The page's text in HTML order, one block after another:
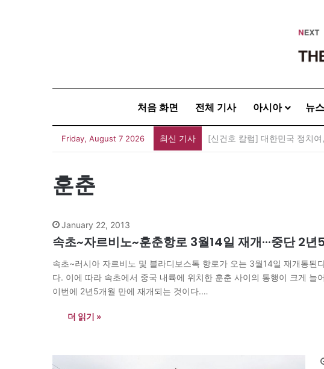
처음 화면 전체 기사 아시아 뉴스
Friday, August 7 2026 최신 기사 유가협 창립 40주년 기념식
훈춘
January 22, 2013
속초~자르비노~훈춘항로 3월14일 재개···중단 2년
속초~러시아 자르비노 및 블라디보스톡 항로가 오는 3월14일 재개통
다. 이에 따라 속초에서 중국 내륙에 위치한 훈춘 사이의 통행이 크게
이번에 2년5개월 만에 재개되는 것이다.…
더 읽기 »